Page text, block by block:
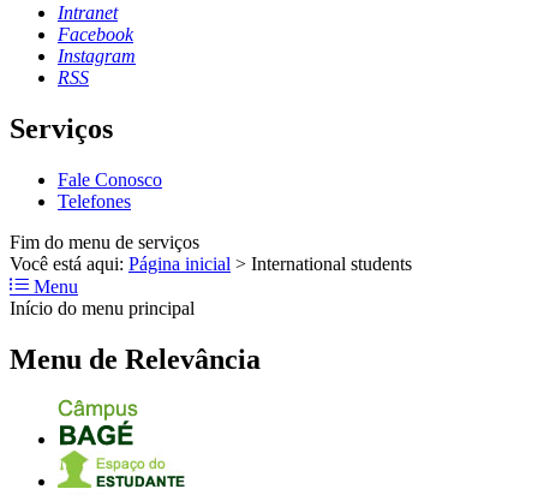
Intranet
Facebook
Instagram
RSS
Serviços
Fale Conosco
Telefones
Fim do menu de serviços
Você está aqui: Página inicial > International students
Menu
Início do menu principal
Menu de Relevância